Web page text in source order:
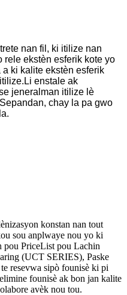
nan fil, ki itilize nan
ekstèn esferik kote yo
ki kalite ekstèn esferik
enstale ak
jeneralman itilize lè
chay la pa gwo
konstan nan tout
sou anplwaye nou yo ki
pou PriceList pou Lachin
(UCT SERIES), Paske
resevwa sipò founisè ki pi
founisè ak bon jan kalite
avèk nou tou.